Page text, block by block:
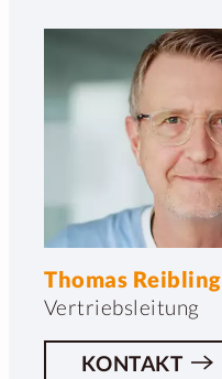
Thomas Reibling
Vertriebsleitung
KONTAKT